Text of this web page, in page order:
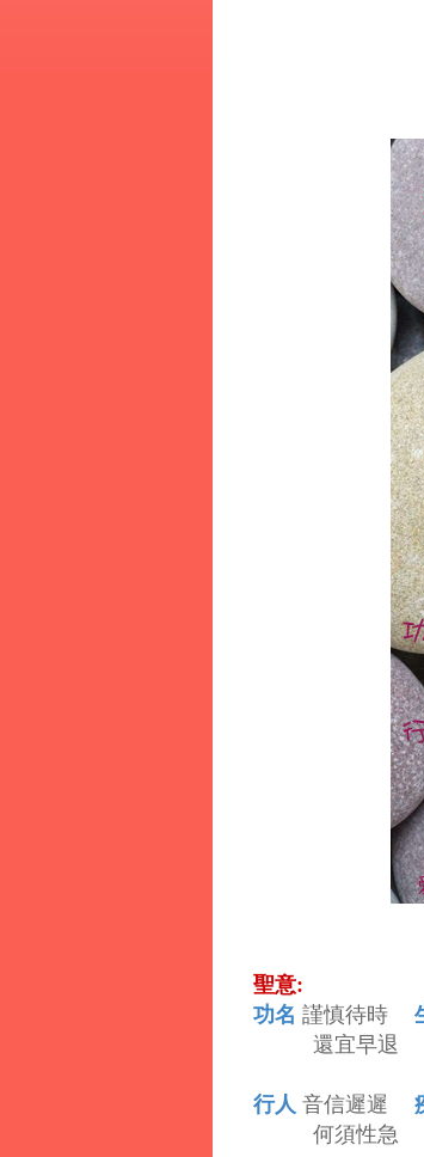
聖意:
功名 謹慎待時
還宜早退
行人 音信遲遲
何須性急